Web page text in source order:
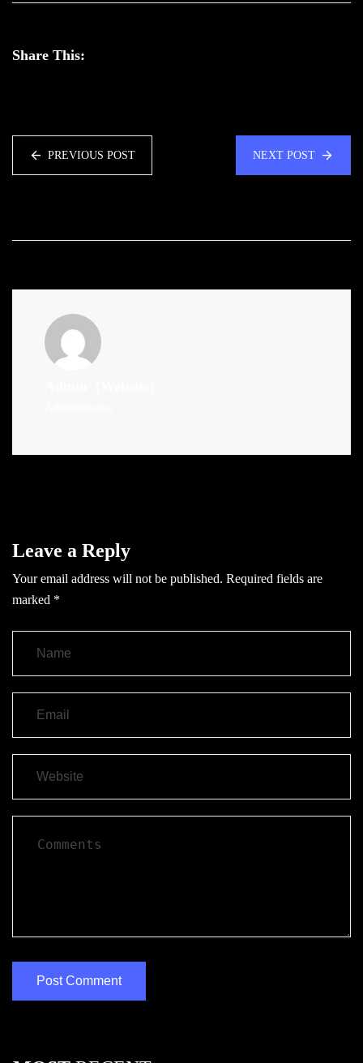
Share This:
PREVIOUS POST NEXT POST
Leave a Reply
Your email address will not be published. Required fields are
marked *